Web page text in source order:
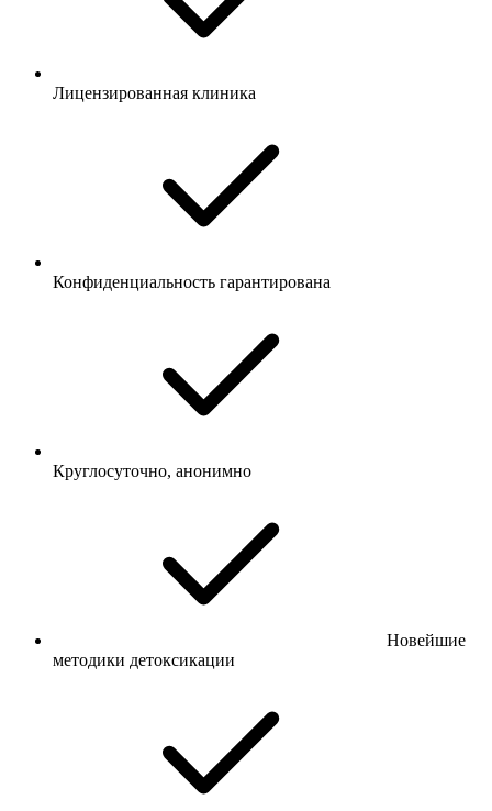
Лицензированная клиника
Конфиденциальность гарантирована
Круглосуточно, анонимно
Новейшие
методики детоксикации